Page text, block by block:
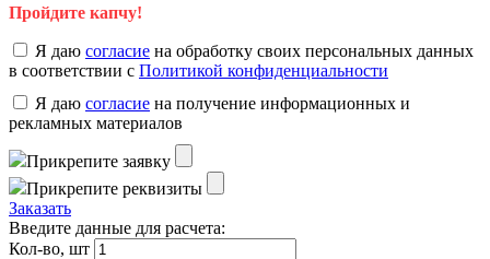
Пройдите капчу!
Я даю согласие на обработку своих персональных данных
в соответствии с Политикой конфиденциальности
Я даю согласие на получение информационных и
рекламных материалов
Прикрепите заявку
Прикрепите реквизиты
Заказать
Введите данные для расчета:
Кол-во, шт